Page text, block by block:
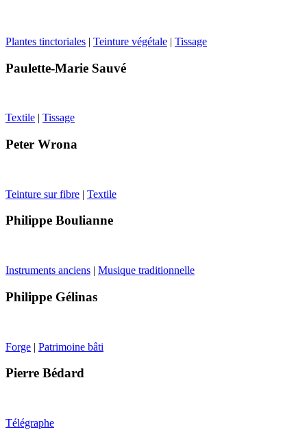
Plantes tinctoriales | Teinture végétale | Tissage
Paulette-Marie Sauvé
Textile | Tissage
Peter Wrona
Teinture sur fibre | Textile
Philippe Boulianne
Instruments anciens | Musique traditionnelle
Philippe Gélinas
Forge | Patrimoine bâti
Pierre Bédard
Télégraphe